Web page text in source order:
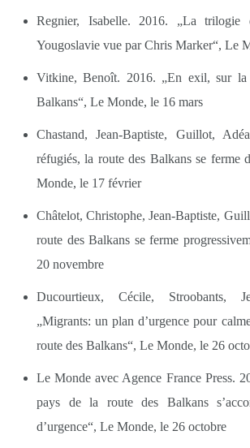
Regnier, Isabelle. 2016. „La trilogie
Yougoslavie vue par Chris Marker“, Le
Vitkine, Benoît. 2016. „En exil, sur la
Balkans“, Le Monde, le 16 mars
Chastand, Jean-Baptiste, Guillot,
réfugiés, la route des Balkans se ferme
Monde, le 17 février
Châtelot, Christophe, Jean-Baptiste,
route des Balkans se ferme
20 novembre
Ducourtieux, Cécile, Stroobants,
„Migrants: un plan d’urgence pour
route des Balkans“, Le Monde, le 26
Le Monde avec Agence France Press.
pays de la route des Balkans
d’urgence“, Le Monde, le 26 octobre